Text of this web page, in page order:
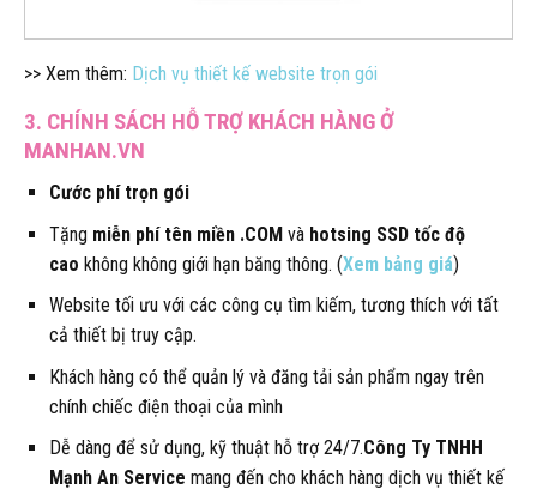
>> Xem thêm: Dịch vụ thiết kế website trọn gói
3. CHÍNH SÁCH HỖ TRỢ KHÁCH HÀNG Ở
MANHAN.VN
Cước phí trọn gói
Tặng miễn phí tên miền .COMvà hotsing SSD tốc độ
cao không không giới hạn băng thông. (Xem bảng giá)
Website tối ưu với các công cụ tìm kiếm, tương thích với tất
cả thiết bị truy cập.
Khách hàng có thể quản lý và đăng tải sản phẩm ngay trên
chính chiếc điện thoại của mình
Dễ dàng để sử dụng, kỹ thuật hỗ trợ 24/7.Công Ty TNHH
Mạnh An Service mang đến cho khách hàng dịch vụ thiết kế